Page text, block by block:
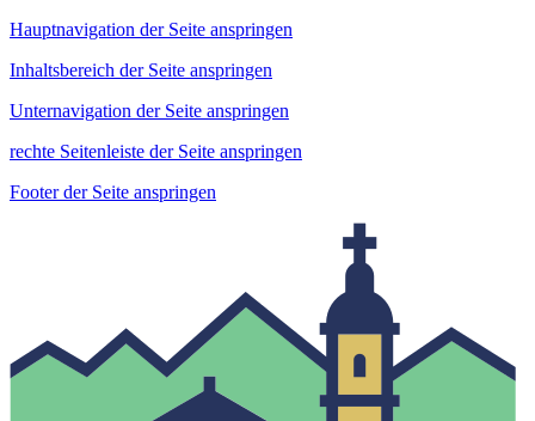
Hauptnavigation der Seite anspringen
Inhaltsbereich der Seite anspringen
Unternavigation der Seite anspringen
rechte Seitenleiste der Seite anspringen
Footer der Seite anspringen